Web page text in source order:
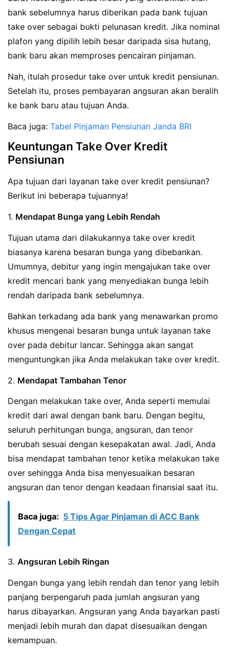
bank sebelumnya harus diberikan pada bank tujuan
take over sebagai bukti pelunasan kredit. Jika nominal
plafon yang dipilih lebih besar daripada sisa hutang,
bank baru akan memproses pencairan pinjaman.
Nah, itulah prosedur take over untuk kredit pensiunan.
Setelah itu, proses pembayaran angsuran akan beralih
ke bank baru atau tujuan Anda.
Baca juga: Tabel Pinjaman Pensiunan Janda BRI
Keuntungan Take Over Kredit
Pensiunan
Apa tujuan dari layanan take over kredit pensiunan?
Berikut ini beberapa tujuannya!
1. Mendapat Bunga yang Lebih Rendah
Tujuan utama dari dilakukannya take over kredit
biasanya karena besaran bunga yang dibebankan.
Umumnya, debitur yang ingin mengajukan take over
kredit mencari bank yang menyediakan bunga lebih
rendah daripada bank sebelumnya.
Bahkan terkadang ada bank yang menawarkan promo
khusus mengenai besaran bunga untuk layanan take
over pada debitur lancar. Sehingga akan sangat
menguntungkan jika Anda melakukan take over kredit.
2. Mendapat Tambahan Tenor
Dengan melakukan take over, Anda seperti memulai
kredit dari awal dengan bank baru. Dengan begitu,
seluruh perhitungan bunga, angsuran, dan tenor
berubah sesuai dengan kesepakatan awal. Jadi, Anda
bisa mendapat tambahan tenor ketika melakukan take
over sehingga Anda bisa menyesuaikan besaran
angsuran dan tenor dengan keadaan finansial saat itu.
Baca juga: 5 Tips Agar Pinjaman di ACC Bank
Dengan Cepat
3. Angsuran Lebih Ringan
Dengan bunga yang lebih rendah dan tenor yang lebih
panjang berpengaruh pada jumlah angsuran yang
harus dibayarkan. Angsuran yang Anda bayarkan pasti
menjadi lebih murah dan dapat disesuaikan dengan
kemampuan.